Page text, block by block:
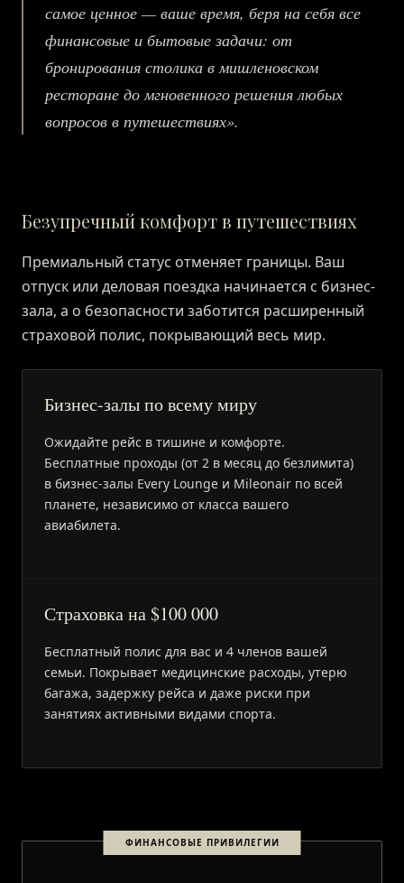
самое ценное — ваше время, беря на себя все
финансовые и бытовые задачи: от
бронирования столика в мишленовском
ресторане до мгновенного решения любых
вопросов в путешествиях».
Безупречный комфорт в путешествиях
Премиальный статус отменяет границы. Ваш
отпуск или деловая поездка начинается с бизнес-
зала, а о безопасности заботится расширенный
страховой полис, покрывающий весь мир.
Бизнес-залы по всему миру
Ожидайте рейс в тишине и комфорте.
Бесплатные проходы (от 2 в месяц до безлимита)
в бизнес-залы Every Lounge и Mileonair по всей
планете, независимо от класса вашего
авиабилета.
Страховка на $100 000
Бесплатный полис для вас и 4 членов вашей
семьи. Покрывает медицинские расходы, утерю
багажа, задержку рейса и даже риски при
занятиях активными видами спорта.
ФИНАНСОВЫЕ ПРИВИЛЕГИИ